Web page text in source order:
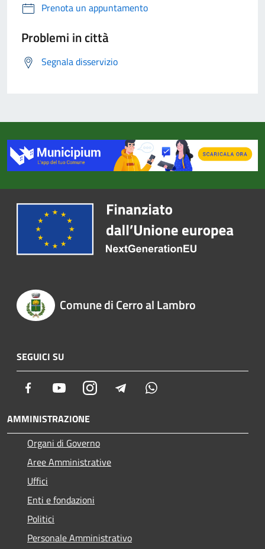
Prenota un appuntamento
Problemi in città
Segnala disservizio
Comune di Cerro al Lambro
SEGUICI SU
Facebook YoutubeInstagram Telegram
AMMINISTRAZIONE
Organi di Governo
Aree Amministrative
Uffici
Enti e fondazioni
Politici
Personale Amministrativo